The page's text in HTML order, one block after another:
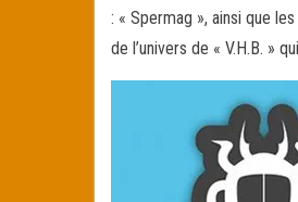
: « Spermag », ainsi que
de l’univers de « V.H.B. »